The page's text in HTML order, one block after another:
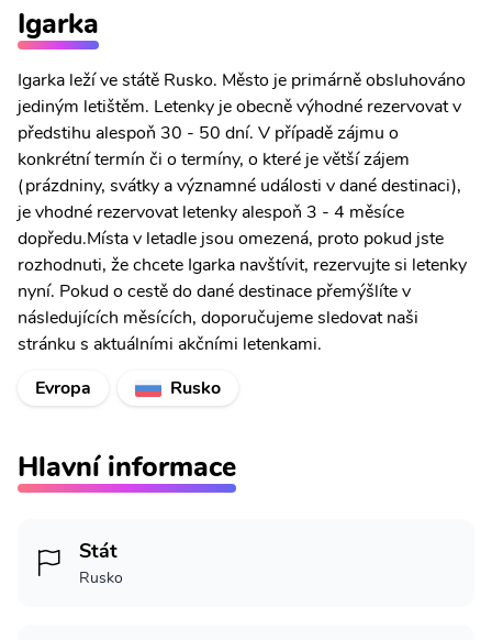
Igarka
Igarka leží ve státě Rusko. Město je primárně obsluhováno
jediným letištěm. Letenky je obecně výhodné rezervovat v
předstihu alespoň 30 - 50 dní. V případě zájmu o
konkrétní termín či o termíny, o které je větší zájem
(prázdniny, svátky a významné události v dané destinaci),
je vhodné rezervovat letenky alespoň 3 - 4 měsíce
dopředu.Místa v letadle jsou omezená, proto pokud jste
rozhodnuti, že chcete Igarka navštívit, rezervujte si letenky
nyní. Pokud o cestě do dané destinace přemýšlíte v
následujících měsících, doporučujeme sledovat naši
stránku s aktuálními akčními letenkami.
Evropa
Rusko
Hlavní informace
Stát
Rusko